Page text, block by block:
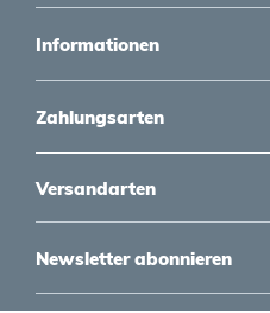
Informationen
Zahlungsarten
Versandarten
Newsletter abonnieren